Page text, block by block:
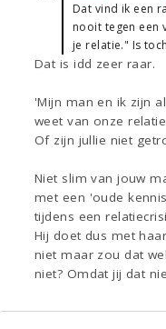
Dat vind ik een
nooit tegen een
je relatie." Is
Dat is idd zeer raar.
'Mijn man en ik zijn
weet van onze
Of zijn jullie niet
Niet slim van jouw
met een 'oude
tijdens een
Hij doet dus met
niet maar zou dat
niet? Omdat jij dat